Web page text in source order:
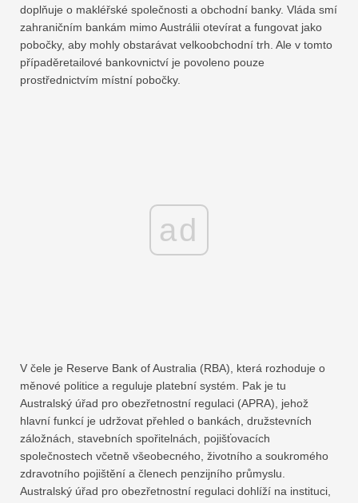
doplňuje o makléřské společnosti a obchodní banky. Vláda smí
zahraničním bankám mimo Austrálii otevírat a fungovat jako
pobočky, aby mohly obstarávat velkoobchodní trh. Ale v tomto
případěretailové bankovnictví je povoleno pouze
prostřednictvím místní pobočky.
ad
V čele je Reserve Bank of Australia (RBA), která rozhoduje o
měnové politice a reguluje platební systém. Pak je tu
Australský úřad pro obezřetnostní regulaci (APRA), jehož
hlavní funkcí je udržovat přehled o bankách, družstevních
záložnách, stavebních spořitelnách, pojišťovacích
společnostech včetně všeobecného, ​​životního a soukromého
zdravotního pojištění a členech penzijního průmyslu.
Australský úřad pro obezřetnostní regulaci dohlíží na instituci,